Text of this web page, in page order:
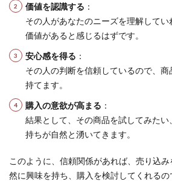
価値を認識する ：
その人があなたのニーズを理解してい
価値があると感じるはずです。
安心感を得る ：
その人の判断を信頼しているので、
持てます。
購入の意欲が高まる ：
結果として、その商品を試してみた
持ちが自然と湧いてきます。
このように、信頼関係があれば、売り込
然に興味を持ち、購入を検討してくれるの